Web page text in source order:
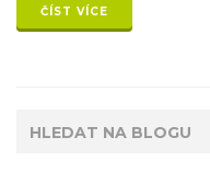
a učit se, jak je lépe
prevenci a léčení mnoha
ČÍST VÍCE